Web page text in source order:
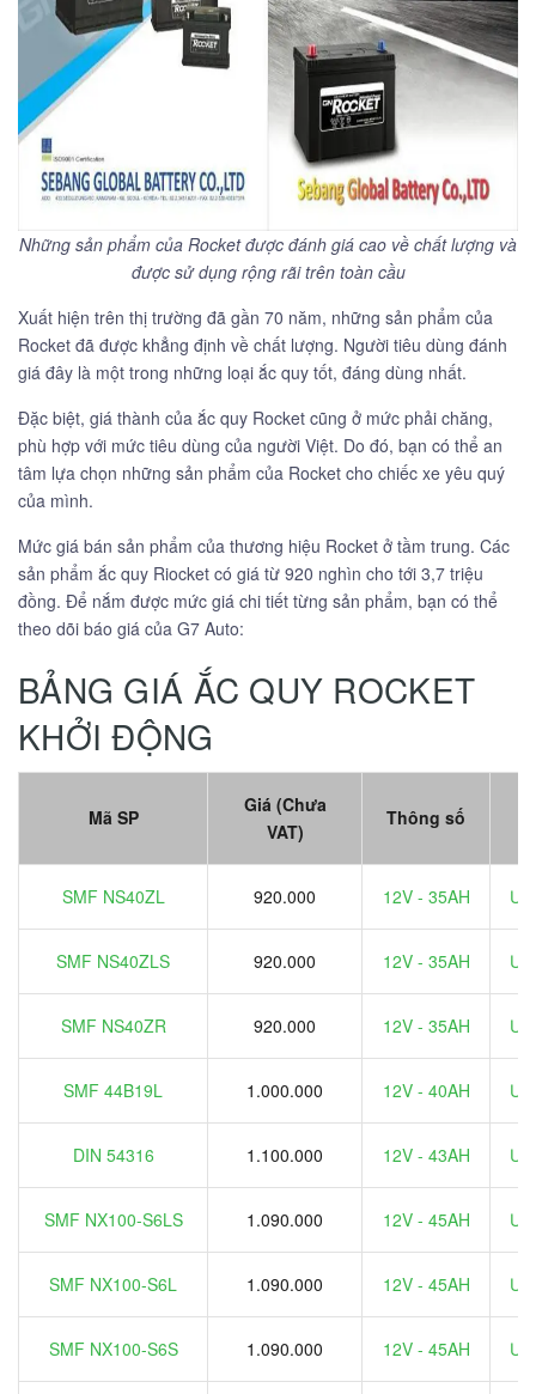
Những sản phẩm của Rocket được đánh giá cao về chất lượng và
được sử dụng rộng rãi trên toàn cầu
Xuất hiện trên thị trường đã gần 70 năm, những sản phẩm của
Rocket đã được khẳng định về chất lượng. Người tiêu dùng đánh
giá đây là một trong những loại ắc quy tốt, đáng dùng nhất.
Đặc biệt, giá thành của ắc quy Rocket cũng ở mức phải chăng,
phù hợp với mức tiêu dùng của người Việt. Do đó, bạn có thể an
tâm lựa chọn những sản phẩm của Rocket cho chiếc xe yêu quý
của mình.
Mức giá bán sản phẩm của thương hiệu Rocket ở tầm trung. Các
sản phẩm ắc quy Riocket có giá từ 920 nghìn cho tới 3,7 triệu
đồng. Để nắm được mức giá chi tiết từng sản phẩm, bạn có thể
theo dõi báo giá của G7 Auto:
BẢNG GIÁ ẮC QUY ROCKET
KHỞI ĐỘNG
Mã SP
Giá (Chưa
VAT)
Thông số
SMF NS40ZL 920.000 12V - 35AH
SMF NS40ZLS 920.000 12V - 35AH
SMF NS40ZR 920.000 12V - 35AH
SMF 44B19L 1.000.000 12V - 40AH
DIN 54316 1.100.000 12V - 43AH
SMF NX100-S6LS 1.090.000 12V - 45AH
SMF NX100-S6L 1.090.000 12V - 45AH
SMF NX100-S6S 1.090.000 12V - 45AH